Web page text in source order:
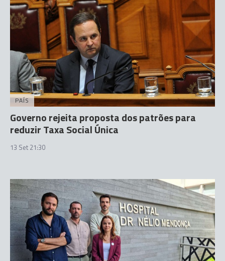
PAÍS
Governo rejeita proposta dos patrões para
reduzir Taxa Social Única
13 Set 21:30